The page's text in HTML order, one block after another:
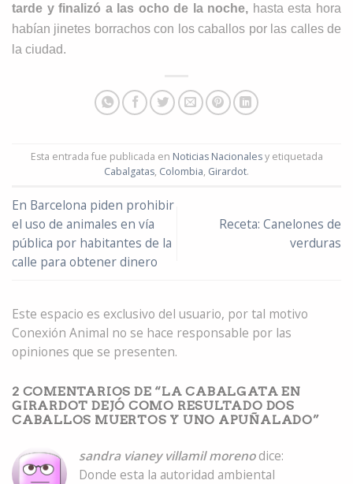
tarde y finalizó a las ocho de la noche, hasta esta hora
habían jinetes borrachos con los caballos por las calles de
la ciudad.
Esta entrada fue publicada en Noticias Nacionalesy etiquetada
Cabalgatas, Colombia, Girardot.
En Barcelona piden prohibir
el uso de animales en vía
pública por habitantes de la
calle para obtener dinero
Receta: Canelones de
verduras
Este espacio es exclusivo del usuario, por tal motivo
Conexión Animal no se hace responsable por las
opiniones que se presenten.
2 COMENTARIOS DE “LA CABALGATA EN
GIRARDOT DEJÓ COMO RESULTADO DOS
CABALLOS MUERTOS Y UNO APUÑALADO”
sandra vianey villamil moreno dice:
Donde esta la autoridad ambiental